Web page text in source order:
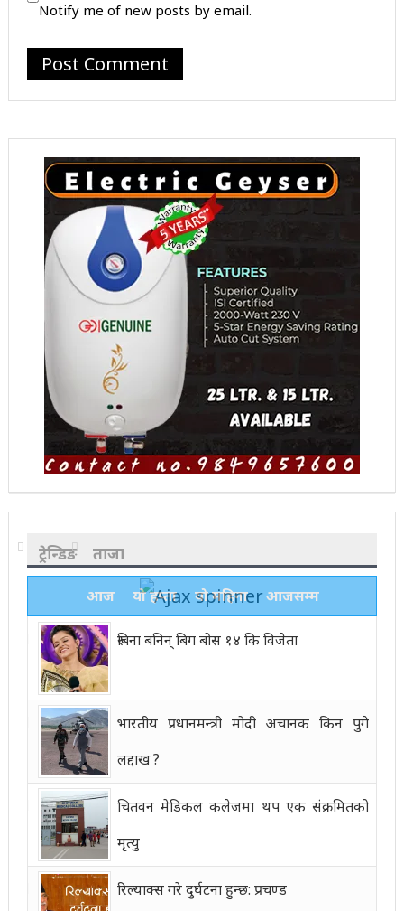
Notify me of new posts by email.
ट्रेन्डिङ ताजा
आज यो हप्ता यो महिना आजसम्म
रुबिना बनिन् बिग बोस १४ कि विजेता
भारतीय प्रधानमन्त्री मोदी अचानक किन पुगे
लद्दाख ?
चितवन मेडिकल कलेजमा थप एक संक्रमितको
मृत्यु
रिल्याक्स गरे दुर्घटना हुन्छ: प्रचण्ड